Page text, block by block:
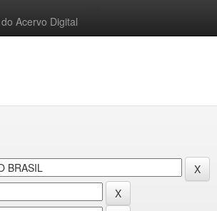
Acervo Digital